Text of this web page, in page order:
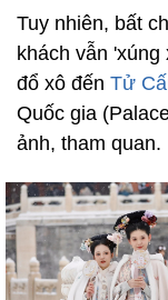
Tuy nhiên, bất
khách vẫn
đổ xô đến Tử
Quốc gia
ảnh, tham quan.